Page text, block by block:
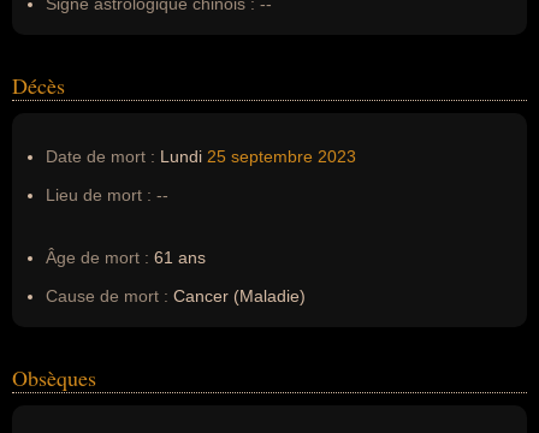
Décès
Date de mort : Lundi 25 septembre 2023
Lieu de mort : --
Âge de mort : 61 ans
Cause de mort : Cancer (Maladie)
Obsèques